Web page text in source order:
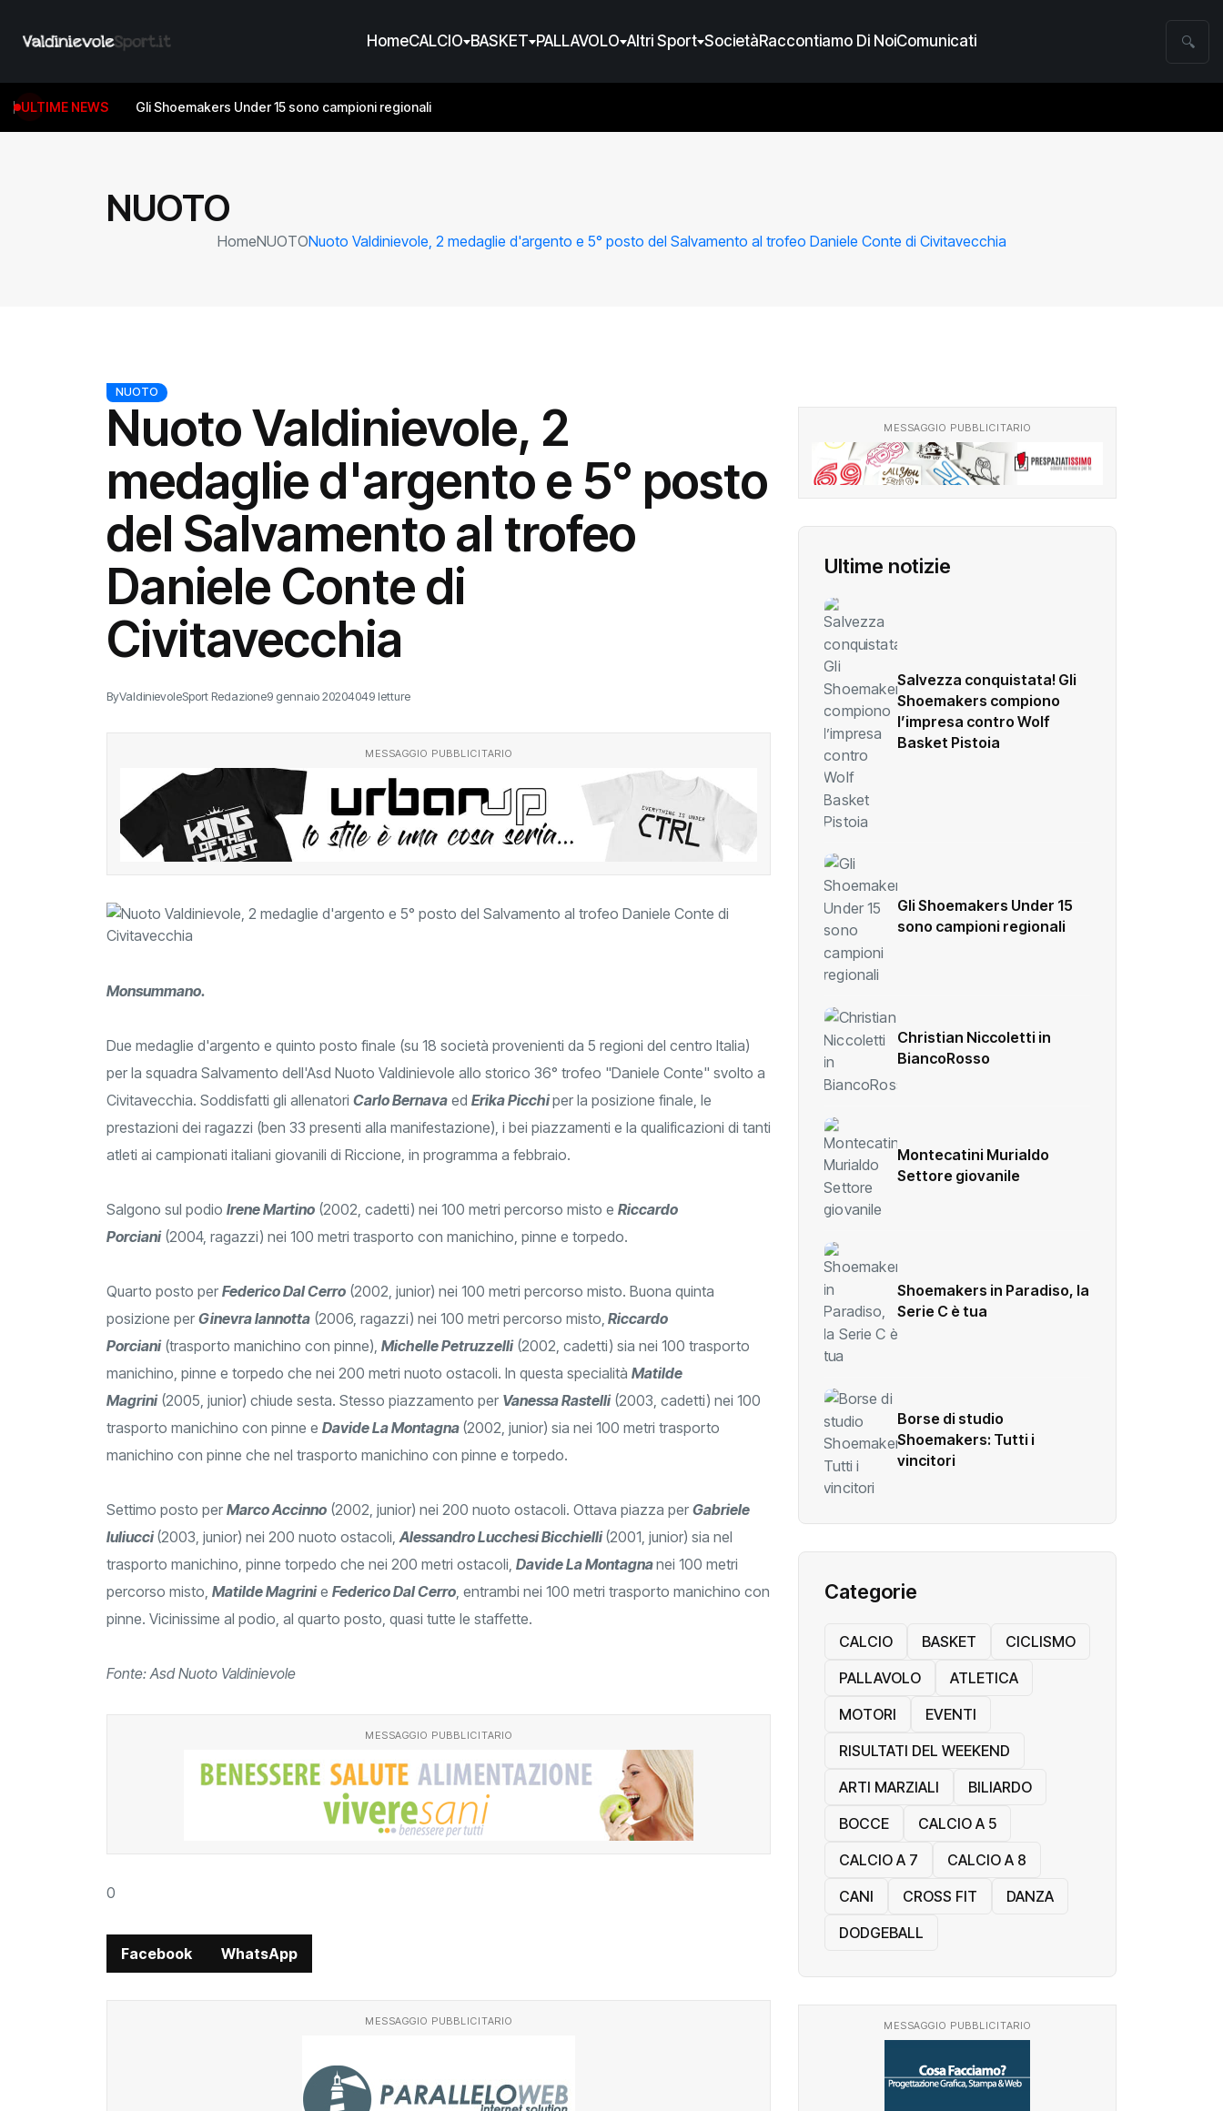
HomeCALCIO BASKET PALLAVOLO Altri Sport SocietàRaccontiamo Di NoiComunicati 🔍
ULTIME NEWS Gli Shoemakers Under 15 sono campioni regionali
NUOTO
HomeNUOTONuoto Valdinievole, 2 medaglie d'argento e 5° posto del Salvamento al trofeo Daniele Conte di Civitavecchia
NUOTO
Nuoto Valdinievole, 2
medaglie d'argento e 5° posto
del Salvamento al trofeo
Daniele Conte di
Civitavecchia
ByValdinievoleSport Redazione9 gennaio 20204049 letture
MESSAGGIO PUBBLICITARIO
Monsummano.
Due medaglie d'argento e quinto posto finale (su 18 società provenienti da 5 regioni del centro Italia)
per la squadra Salvamento dell'Asd Nuoto Valdinievole allo storico 36° trofeo "Daniele Conte" svolto a
Civitavecchia. Soddisfatti gli allenatori Carlo Bernava ed Erika Picchiper la posizione finale, le
prestazioni dei ragazzi (ben 33 presenti alla manifestazione), i bei piazzamenti e la qualificazioni di tanti
atleti ai campionati italiani giovanili di Riccione, in programma a febbraio.
Salgono sul podio Irene Martino (2002, cadetti) nei 100 metri percorso misto e Riccardo
Porciani(2004, ragazzi) nei 100 metri trasporto con manichino, pinne e torpedo.
Quarto posto per Federico Dal Cerro (2002, junior) nei 100 metri percorso misto. Buona quinta
posizione per Ginevra Iannotta (2006, ragazzi) nei 100 metri percorso misto, Riccardo
Porciani(trasporto manichino con pinne), Michelle Petruzzelli(2002, cadetti) sia nei 100 trasporto
manichino, pinne e torpedo che nei 200 metri nuoto ostacoli. In questa specialità Matilde
Magrini(2005, junior) chiude sesta. Stesso piazzamento per Vanessa Rastelli(2003, cadetti) nei 100
trasporto manichino con pinne e Davide La Montagna (2002, junior) sia nei 100 metri trasporto
manichino con pinne che nel trasporto manichino con pinne e torpedo.
Settimo posto per Marco Accinno (2002, junior) nei 200 nuoto ostacoli. Ottava piazza per Gabriele
Iuliucci(2003, junior) nei 200 nuoto ostacoli, Alessandro Lucchesi Bicchielli (2001, junior) sia nel
trasporto manichino, pinne torpedo che nei 200 metri ostacoli, Davide La Montagnanei 100 metri
percorso misto, Matilde Magrinie Federico Dal Cerro , entrambi nei 100 metri trasporto manichino con
pinne. Vicinissime al podio, al quarto posto, quasi tutte le staffette.
Fonte: Asd Nuoto Valdinievole
MESSAGGIO PUBBLICITARIO
0
Facebook WhatsApp
MESSAGGIO PUBBLICITARIO
MESSAGGIO PUBBLICITARIO
Ultime notizie
Salvezza conquistata! Gli
Shoemakers compiono
l’impresa contro Wolf
Basket Pistoia
Gli Shoemakers Under 15
sono campioni regionali
Christian Niccoletti in
BiancoRosso
Montecatini Murialdo
Settore giovanile
Shoemakers in Paradiso, la
Serie C è tua
Borse di studio
Shoemakers: Tutti i
vincitori
Categorie
CALCIO BASKET
CICLISMO
PALLAVOLO
ATLETICA
MOTORI
EVENTI
RISULTATI DEL WEEKEND
ARTI MARZIALI
BILIARDO
BOCCE
CALCIO A 5
CALCIO A 7
CALCIO A 8
CANI
CROSS FIT
DANZA
DODGEBALL
MESSAGGIO PUBBLICITARIO